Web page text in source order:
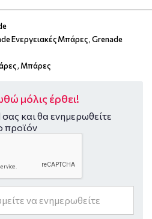
Ενεργειακές Μπάρες,Grenade
, Μπάρες
μόλις έρθει!
και θα ενημερωθείτε
προϊόν